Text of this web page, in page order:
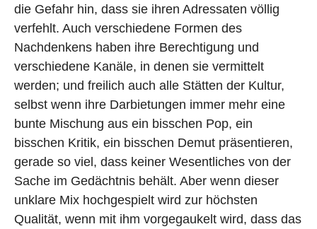
die Gefahr hin, dass sie ihren Adressaten völlig
verfehlt. Auch verschiedene Formen des
Nachdenkens haben ihre Berechtigung und
verschiedene Kanäle, in denen sie vermittelt
werden; und freilich auch alle Stätten der Kultur,
selbst wenn ihre Darbietungen immer mehr eine
bunte Mischung aus ein bisschen Pop, ein
bisschen Kritik, ein bisschen Demut präsentieren,
gerade so viel, dass keiner Wesentliches von der
Sache im Gedächtnis behält. Aber wenn dieser
unklare Mix hochgespielt wird zur höchsten
Qualität, wenn mit ihm vorgegaukelt wird, dass das